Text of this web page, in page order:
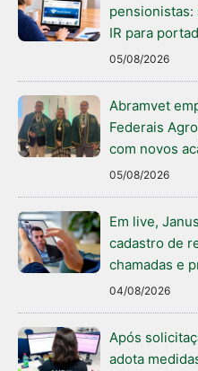
pensionistas:
IR para
05/08/2026
Abramvet
Federais
com novos
05/08/2026
Em live,
cadastro de
chamadas e
04/08/2026
Após
adota